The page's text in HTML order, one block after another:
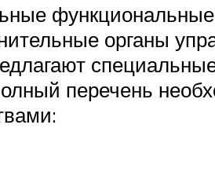
органы
перечень